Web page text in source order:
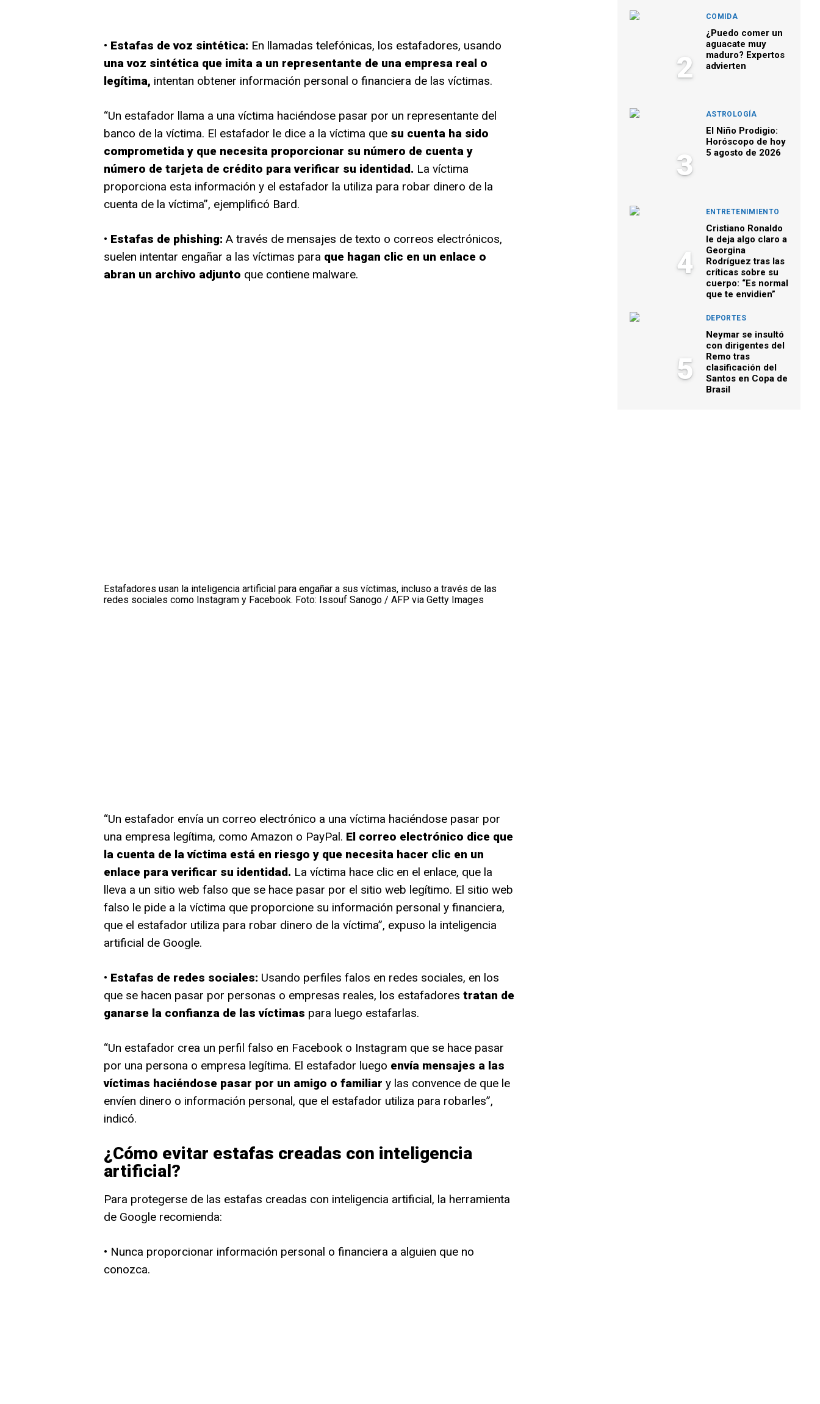
• Estafas de voz sintética: En llamadas telefónicas, los estafadores, usando
una voz sintética que imita a un representante de una empresa real o
legítima, intentan obtener información personal o financiera de las víctimas.
“Un estafador llama a una víctima haciéndose pasar por un representante del
banco de la víctima. El estafador le dice a la víctima quesu cuenta ha sido
comprometida y que necesita proporcionar su número de cuenta y
número de tarjeta de crédito para verificar su identidad. La víctima
proporciona esta información y el estafador la utiliza para robar dinero de la
cuenta de la víctima”, ejemplificó Bard.
• Estafas de phishing: A través de mensajes de texto o correos electrónicos,
suelen intentar engañar a las víctimas para que hagan clic en un enlace o
abran un archivo adjunto que contiene malware.
Estafadores usan la inteligencia artificial para engañar a sus víctimas, incluso a través de las
redes sociales como Instagram y Facebook. Foto: Issouf Sanogo / AFP via Getty Images
“Un estafador envía un correo electrónico a una víctima haciéndose pasar por
una empresa legítima, como Amazon o PayPal. El correo electrónico dice que
la cuenta de la víctima está en riesgo y que necesita hacer clic en un
enlace para verificar su identidad. La víctima hace clic en el enlace, que la
lleva a un sitio web falso que se hace pasar por el sitio web legítimo. El sitio web
falso le pide a la víctima que proporcione su información personal y financiera,
que el estafador utiliza para robar dinero de la víctima”, expuso la inteligencia
artificial de Google.
• Estafas de redes sociales: Usando perfiles falos en redes sociales, en los
que se hacen pasar por personas o empresas reales, los estafadores tratan de
ganarse la confianza de las víctimas para luego estafarlas.
“Un estafador crea un perfil falso en Facebook o Instagram que se hace pasar
por una persona o empresa legítima. El estafador luego envía mensajes a las
víctimas haciéndose pasar por un amigo o familiar y las convence de que le
envíen dinero o información personal, que el estafador utiliza para robarles”,
indicó.
¿Cómo evitar estafas creadas con inteligencia
artificial?
Para protegerse de las estafas creadas con inteligencia artificial, la herramienta
de Google recomienda:
• Nunca proporcionar información personal o financiera a alguien que no
conozca.
2
COMIDA
¿Puedo comer un
aguacate muy
maduro? Expertos
advierten
3
ASTROLOGÍA
El Niño Prodigio:
Horóscopo de hoy
5 agosto de 2026
4
ENTRETENIMIENTO
Cristiano Ronaldo
le deja algo claro a
Georgina
Rodríguez tras las
críticas sobre su
cuerpo: “Es normal
que te envidien”
5
DEPORTES
Neymar se insultó
con dirigentes del
Remo tras
clasificación del
Santos en Copa de
Brasil